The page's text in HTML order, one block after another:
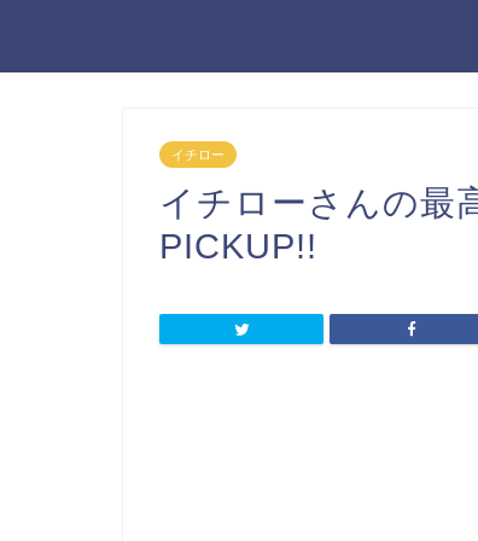
イチロー
イチローさんの最
PICKUP!!